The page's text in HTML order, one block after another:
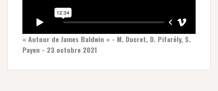
« Autour de James Baldwin » - M. Ducret, D. Pifarély, S.
Payen - 23 octobre 2021